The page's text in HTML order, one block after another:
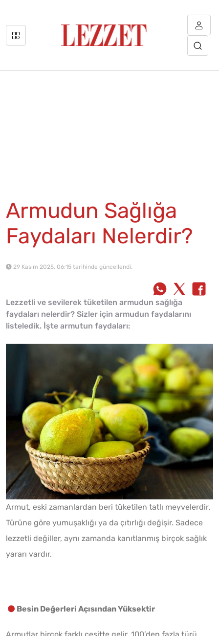
Armudun Sağlığa
Faydaları Nelerdir?
29 Kasım 2025, 06:15 tarihinde güncellendi.
Lezzetli ve sevilerek tüketilen armudun sağlığa
faydaları nelerdir? Sizler için armudun faydalarını
listeledik. İşte armutun faydaları:
Armut, eski zamanlardan beri tüketilen tatlı meyvelerdir.
Türüne göre yumuşaklığı ya da çıtırlığı değişir. Sadece
lezzetli değiller, aynı zamanda kanıtlanmış birçok sağlık
yararı vardır.
Besin Değerleri Açısından Yüksektir